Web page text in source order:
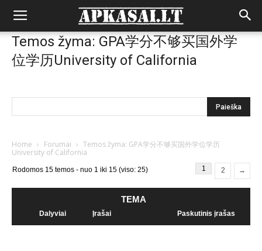
Temos žyma: GPA学分不够买国外学
位学历University of California
Home › Forumai › Temos žyma: GPA学分不够买国外学位学历
University of California
Rodomos 15 temos - nuo 1 iki 15 (viso: 25) 1 2 →
TEMA
Dalyviai Įrašai Paskutinis įrašas